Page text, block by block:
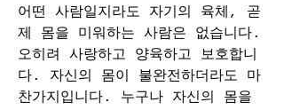
어떤 사람일지라도 자기의 육체, 곧
제 몸을 미워하는 사람은 없습니다.
오히려 사랑하고 양육하고 보호합니
다. 자신의 몸이 불완전하더라도 마
찬가지입니다. 누구나 자신의 몸을